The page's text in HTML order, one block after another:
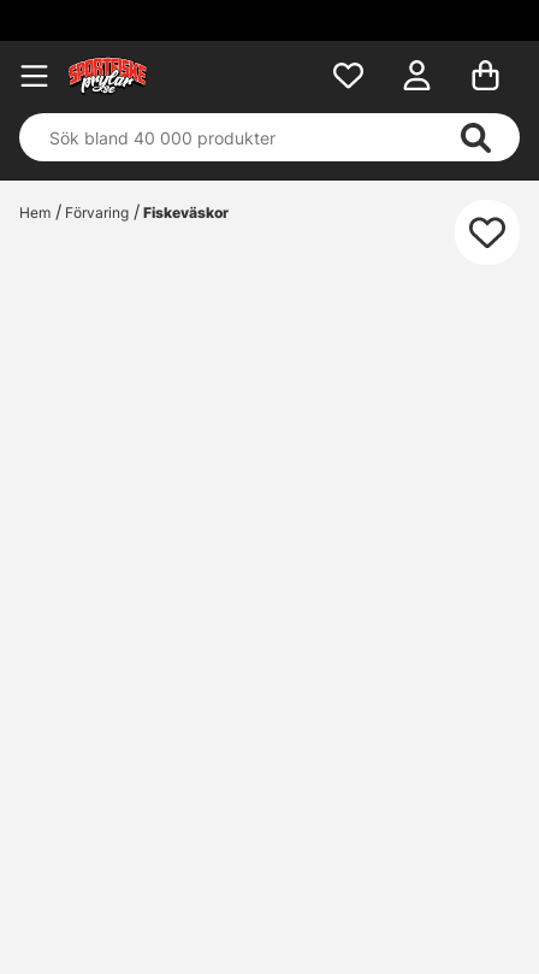
Hem Förvaring Fiskeväskor